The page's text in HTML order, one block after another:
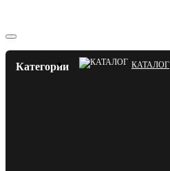
Категории КАТАЛОГ